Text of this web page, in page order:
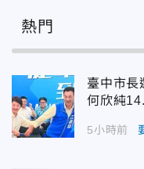
熱門
臺中市長
何欣純
5小時前